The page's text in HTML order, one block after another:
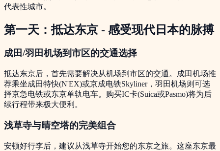
代表性城市。
第一天：抵达东京 - 感受现代日本的脉搏
成田/羽田机场到市区的交通选择
抵达东京后，首先需要解决从机场到市区的交通。成田机场推
荐乘坐成田特快(N'EX)或京成电铁Skyliner，羽田机场则可选
择京急电铁或东京单轨电车。购买IC卡(Suica或Pasmo)将为后
续行程带来极大便利。
浅草寺与晴空塔的完美组合
安顿好行李后，建议从浅草寺开始您的东京之旅。这座东京最